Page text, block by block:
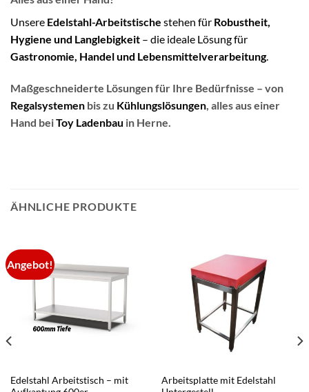
Unsere Edelstahl-Arbeitstische stehen für Robustheit,
Hygiene und Langlebigkeit – die ideale Lösung für
Gastronomie, Handel und Lebensmittelverarbeitung.
Maßgeschneiderte Lösungen für Ihre Bedürfnisse – von
Regalsystemen bis zu Kühlungslösungen, alles aus einer
Hand beiToy Ladenbau in Herne.
ÄHNLICHE PRODUKTE
Angebot!
Edelstahl Arbeitstisch – mit
Arbeitsplatte mit Edelstahl